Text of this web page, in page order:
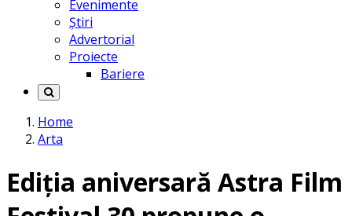
Evenimente
Știri
Advertorial
Proiecte
Bariere
Home
Arta
Ediția aniversară Astra Film